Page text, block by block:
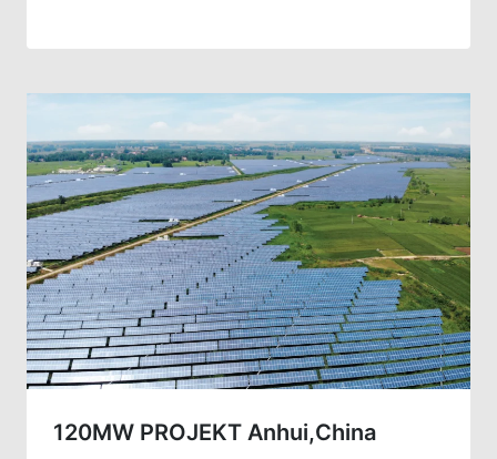
120MW PROJEKT Anhui,China